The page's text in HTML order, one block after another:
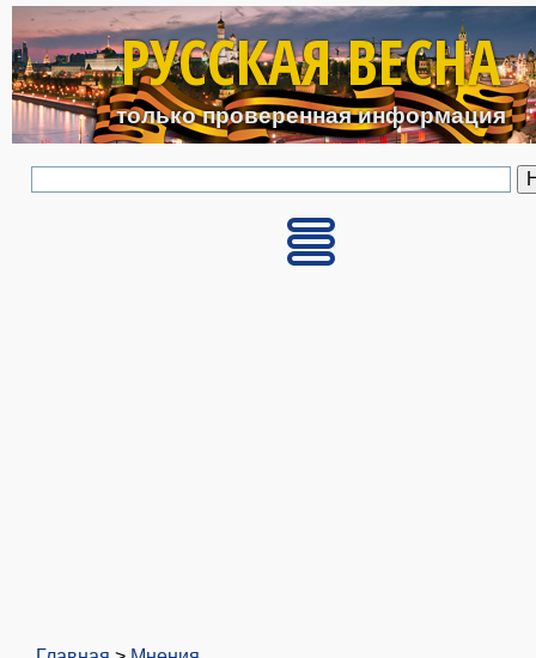
Перейти к основному
РУССКАЯ ВЕСНА
только проверенная информация